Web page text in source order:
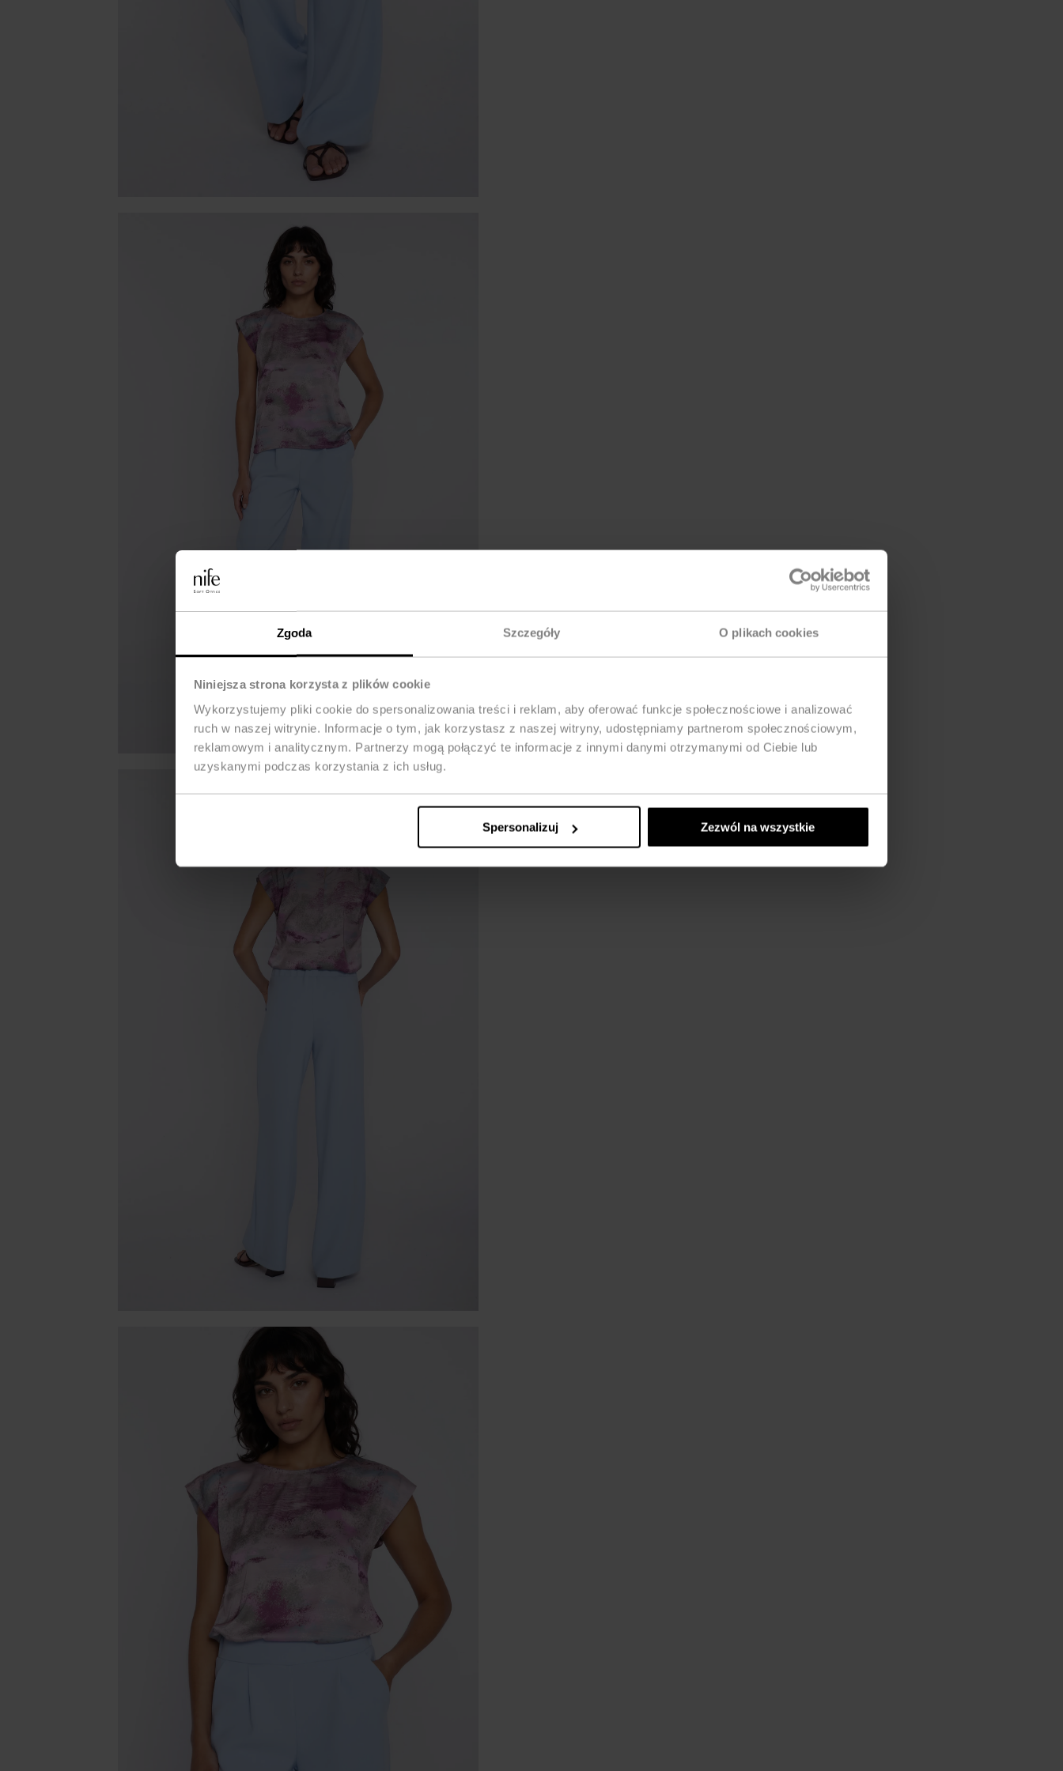
Zgoda Szczegóły O plikach cookies
Niniejsza strona korzysta z plików cookie
Wykorzystujemy pliki cookie do spersonalizowania treści i reklam, aby oferować funkcje społecznościowe i analizować
ruch w naszej witrynie. Informacje o tym, jak korzystasz z naszej witryny, udostępniamy partnerom społecznościowym,
reklamowym i analitycznym. Partnerzy mogą połączyć te informacje z innymi danymi otrzymanymi od Ciebie lub
uzyskanymi podczas korzystania z ich usług.
Spersonalizuj Zezwól na wszystkie